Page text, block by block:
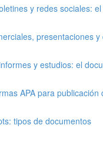
y redes sociales:
presentaciones
y estudios: el
APA para
tipos de documentos